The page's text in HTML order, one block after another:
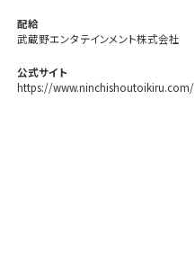
配給
武蔵野エンタテインメント株式会社
公式サイト
https://www.ninchishoutoikiru.com/